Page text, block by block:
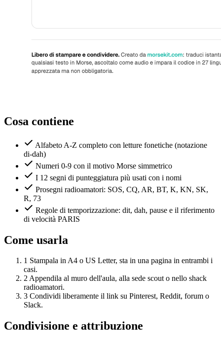
Cosa contiene
Alfabeto A-Z completo con letture fonetiche (notazione
di-dah)
Numeri 0-9 con il motivo Morse simmetrico
I 12 segni di punteggiatura più usati con i nomi
Prosegni radioamatori: SOS, CQ, AR, BT, K, KN, SK,
R, 73
Regole di temporizzazione: dit, dah, pause e il riferimento
di velocità PARIS
Come usarla
1 Stampala in A4 o US Letter, sta in una pagina in entrambi i
casi.
2Appendila al muro dell'aula, alla sede scout o nello shack
radioamatori.
3 Condividi liberamente il link su Pinterest, Reddit, forum o
Slack.
Condivisione e attribuzione